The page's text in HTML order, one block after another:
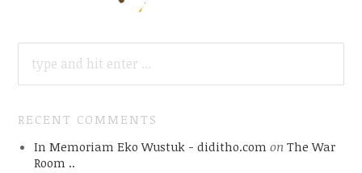
FOR:
RECENT COMMENTS
In Memoriam Eko Wustuk - diditho.com on The War
Room ..